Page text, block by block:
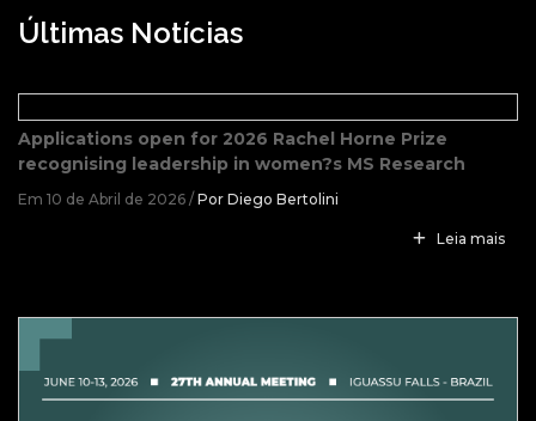
Últimas Notícias
Applications open for 2026 Rachel Horne Prize
recognising leadership in women?s MS Research
Em 10 de Abril de 2026 / Por Diego Bertolini
Leia mais